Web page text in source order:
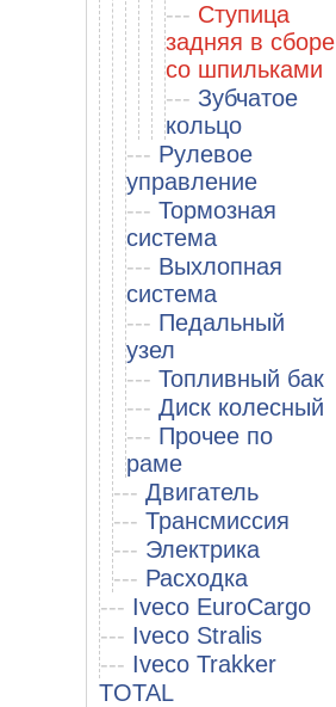
--- Ступица
задняя в сборе
со шпильками
--- Зубчатое
кольцо
--- Рулевое
управление
--- Тормозная
система
--- Выхлопная
система
--- Педальный
узел
--- Топливный бак
--- Диск колесный
--- Прочее по
раме
--- Двигатель
--- Трансмиссия
--- Электрика
--- Расходка
--- Iveco EuroCargo
--- Iveco Stralis
--- Iveco Trakker
TOTAL